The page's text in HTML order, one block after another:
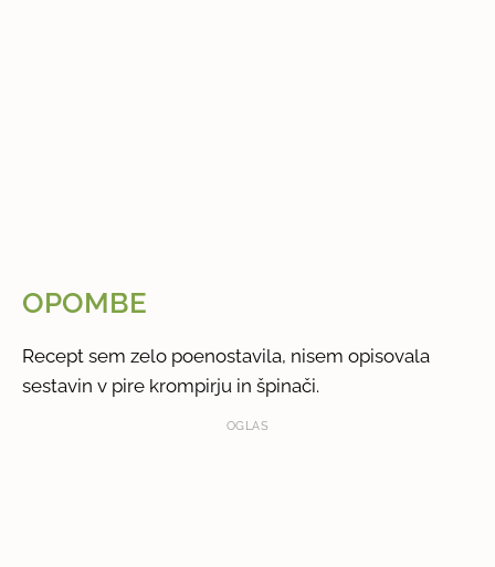
OPOMBE
Recept sem zelo poenostavila, nisem opisovala
sestavin v pire krompirju in špinači.
OGLAS